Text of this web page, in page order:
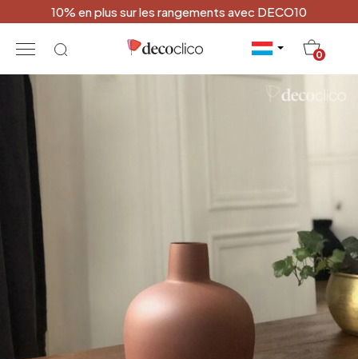
10% en plus sur les rangements avec DECO10
0